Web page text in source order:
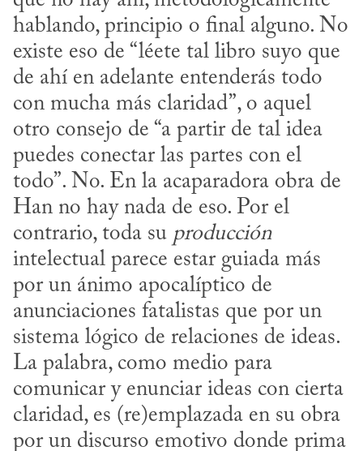
hablando, principio o final alguno. No
existe eso de “léete tal libro suyo que
de ahí en adelante entenderás todo
con mucha más claridad”, o aquel
otro consejo de “a partir de tal idea
puedes conectar las partes con el
todo”. No. En la acaparadora obra de
Han no hay nada de eso. Por el
contrario, toda su producción
intelectual parece estar guiada más
por un ánimo apocalíptico de
anunciaciones fatalistas que por un
sistema lógico de relaciones de ideas.
La palabra, como medio para
comunicar y enunciar ideas con cierta
claridad, es (re)emplazada en su obra
por un discurso emotivo donde prima